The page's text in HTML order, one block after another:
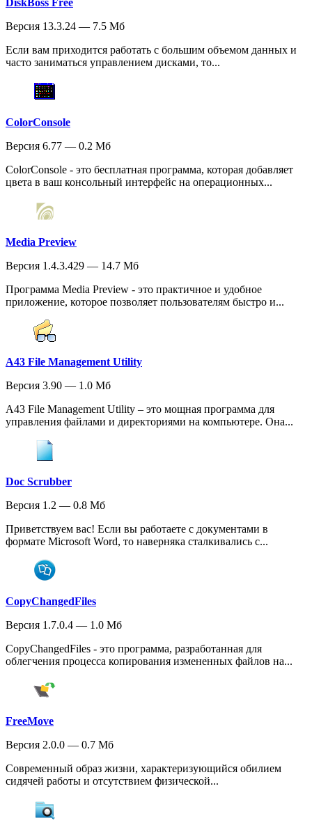
Версия 13.3.24 — 7.5 Мб
Если вам приходится работать с большим объемом данных и
часто заниматься управлением дисками, то...
ColorConsole
Версия 6.77 — 0.2 Мб
ColorConsole - это бесплатная программа, которая добавляет
цвета в ваш консольный интерфейс на операционных...
Media Preview
Версия 1.4.3.429 — 14.7 Мб
Программа Media Preview - это практичное и удобное
приложение, которое позволяет пользователям быстро и...
A43 File Management Utility
Версия 3.90 — 1.0 Мб
A43 File Management Utility – это мощная программа для
управления файлами и директориями на компьютере. Она...
Doc Scrubber
Версия 1.2 — 0.8 Мб
Приветствуем вас! Если вы работаете с документами в
формате Microsoft Word, то наверняка сталкивались с...
CopyChangedFiles
Версия 1.7.0.4 — 1.0 Мб
CopyChangedFiles - это программа, разработанная для
облегчения процесса копирования измененных файлов на...
FreeMove
Версия 2.0.0 — 0.7 Мб
Современный образ жизни, характеризующийся обилием
сидячей работы и отсутствием физической...